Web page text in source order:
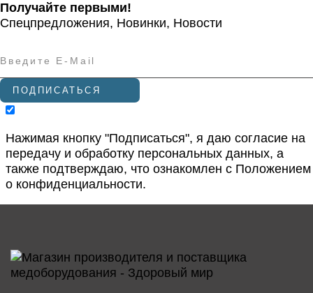
Получайте первыми!
Спецпредложения, Новинки, Новости
ПОДПИСАТЬСЯ
Нажимая кнопку "Подписаться", я даю согласие на
передачу и обработку персональных данных, а
также подтверждаю, что ознакомлен с Положением
о конфиденциальности.